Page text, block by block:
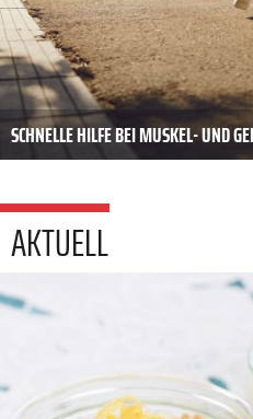
SCHNELLE HILFE BEI MUSKEL- UND
AKTUELL